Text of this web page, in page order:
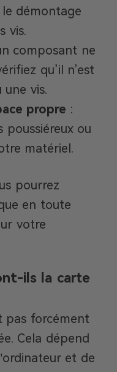
démontage
vis.
composant ne
qu’il n’est
vis.
propre :
poussiéreux ou
matériel.
pourrez
en toute
votre
ils la carte
pas forcément
Cela dépend
et de